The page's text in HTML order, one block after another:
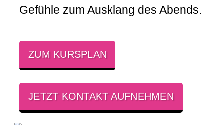
Gefühle zum Ausklang des Abends.
ZUM KURSPLAN
JETZT KONTAKT AUFNEHMEN